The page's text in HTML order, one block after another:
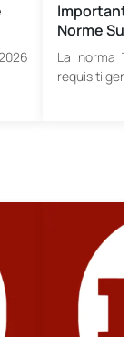
Norme Sui
La norma
requisiti